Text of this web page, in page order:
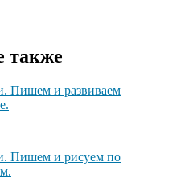
также
Пишем и развиваем
Пишем и рисуем по